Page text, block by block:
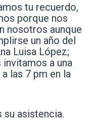
tu recuerdo,
porque nos
nosotros aunque
un año del
Luisa López;
a una
las 7 pm en la
su asistencia.